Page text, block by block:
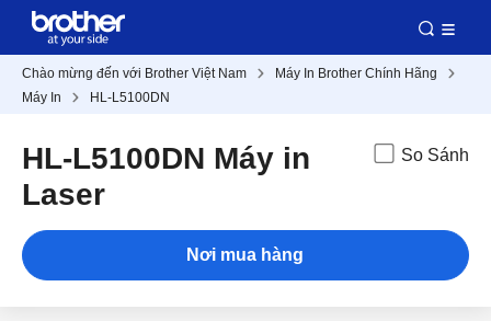
Chào mừng đến với Brother Việt Nam
Máy In Brother Chính Hãng
Máy In
HL-L5100DN
HL-L5100DN Máy in
Laser
So Sánh
Nơi mua hàng